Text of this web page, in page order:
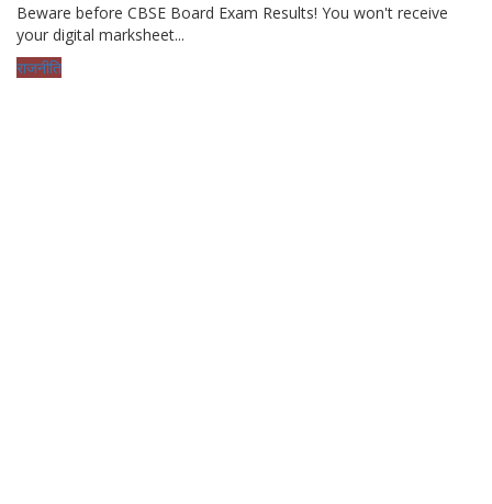
Beware before CBSE Board Exam Results! You won't receive
your digital marksheet...
राजनीति